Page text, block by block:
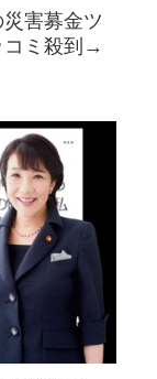
害募金ツ
コミ殺到→